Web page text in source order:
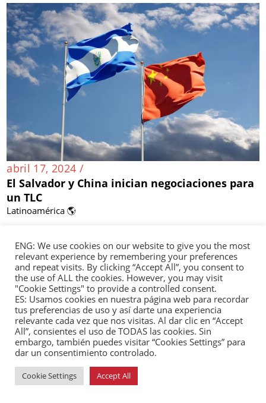
abril 17, 2024 /
El Salvador y China inician negociaciones para
un TLC
Latinoamérica 🌎
ENG: We use cookies on our website to give you the most
relevant experience by remembering your preferences
and repeat visits. By clicking “Accept All”, you consent to
the use of ALL the cookies. However, you may visit
"Cookie Settings" to provide a controlled consent.
ES: Usamos cookies en nuestra página web para recordar
tus preferencias de uso y así darte una experiencia
relevante cada vez que nos visitas. Al dar clic en “Accept
All”, consientes el uso de TODAS las cookies. Sin
embargo, también puedes visitar “Cookies Settings” para
dar un consentimiento controlado.
Cookie Settings Accept All